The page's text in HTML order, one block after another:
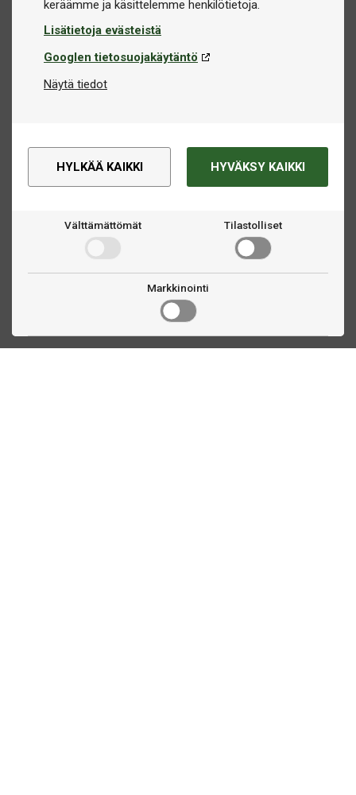
Lisätietoja evästeistä
Googlen tietosuojakäytäntö
Näytä tiedot
HYLKÄÄ KAIKKI HYVÄKSY KAIKKI
Välttämättömät Tilastolliset
Markkinointi